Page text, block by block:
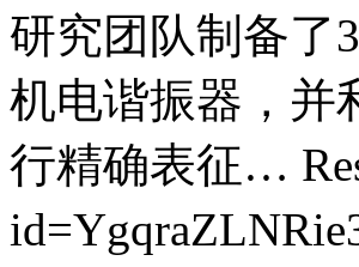
研究团队制备了
机电谐振器，并
行精确表征…